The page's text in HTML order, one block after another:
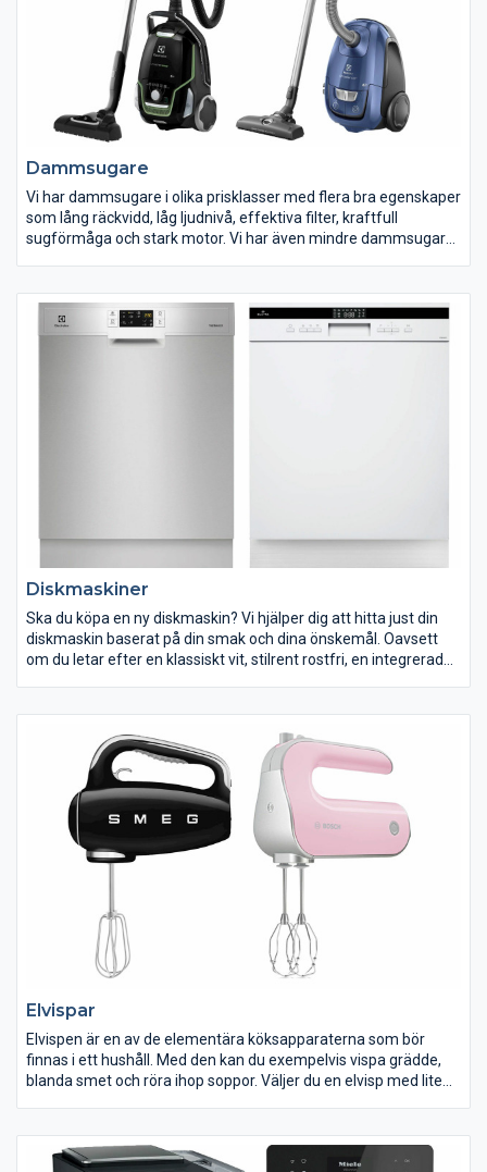
Dammsugare
Vi har dammsugare i olika prisklasser med flera bra egenskaper
som lång räckvidd, låg ljudnivå, effektiva filter, kraftfull
sugförmåga och stark motor. Vi har även mindre dammsugare
maskin till. Här hittar du vårt utbud av köksmaskiner. Med en
köksmaskin blir jobbet i köket både enklare och roligare. Hitta
din köksmaskin på ELON.se.
Diskmaskiner
Ska du köpa en ny diskmaskin? Vi hjälper dig att hitta just din
diskmaskin baserat på din smak och dina önskemål. Oavsett
om du letar efter en klassiskt vit, stilrent rostfri, en integrerad
Behöver du hjälp med att installera din diskmaskin? Vi har
professionella och ansvarsförsäkrade yrkesmän som ser till din
diskmaskin blir korrekt installerad. Vi kan även erbjuda
hemleverans och bortforsling av din gamla diskmaskin.
Möjlighet och pris till leverans, installation och bortforsling
varierar mellan våra butiker. Kontakta din närmaste ELON-butik
för mer information.
Elvispar
Elvispen är en av de elementära köksapparaterna som bör
finnas i ett hushåll. Med den kan du exempelvis vispa grädde,
blanda smet och röra ihop soppor. Väljer du en elvisp med lite
Hos Elon hittar du elvispar både med och utan stativ och med